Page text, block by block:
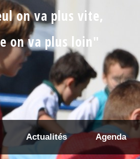
on va plus vite,
on va plus loin"
Actualités Agenda